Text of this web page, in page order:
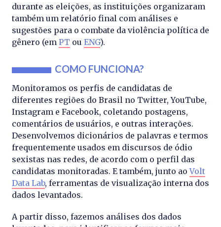
durante as eleições, as instituições organizaram
também um relatório final com análises e
sugestões para o combate da violência política de
gênero (em PT ou ENG).
COMO FUNCIONA?
Monitoramos os perfis de candidatas de
diferentes regiões do Brasil no Twitter, YouTube,
Instagram e Facebook, coletando postagens,
comentários de usuários, e outras interações.
Desenvolvemos dicionários de palavras e termos
frequentemente usados em discursos de ódio
sexistas nas redes, de acordo com o perfil das
candidatas monitoradas. E também, junto aoVolt
Data Lab, ferramentas de visualização interna dos
dados levantados.
A partir disso, fazemos análises dos dados